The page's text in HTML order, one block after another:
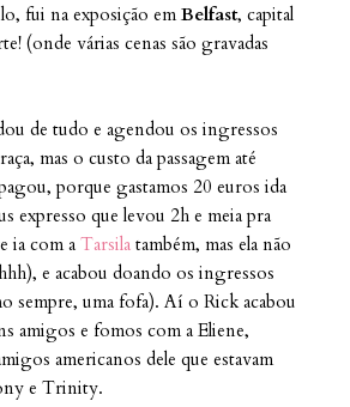
fui na exposição em Belfast, capital
(onde várias cenas são gravadas
de tudo e agendou os ingressos
mas o custo da passagem até
porque gastamos 20 euros ida
expresso que levou 2h e meia pra
ia com aTarsila também, mas ela não
e acabou doando os ingressos
sempre, uma fofa). Aí o Rick acabou
amigos e fomos com a Eliene,
americanos dele que estavam
e Trinity.